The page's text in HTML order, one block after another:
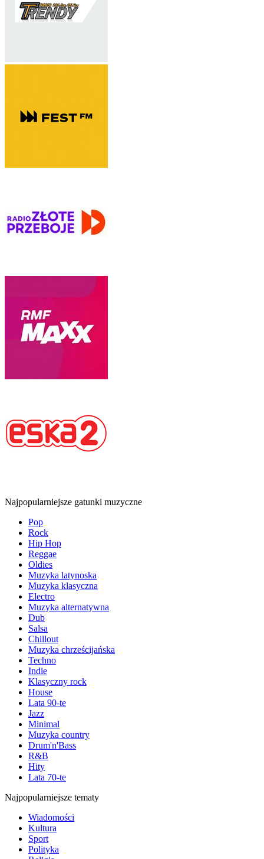
Najpopularniejsze gatunki muzyczne
Pop
Rock
Hip Hop
Reggae
Oldies
Muzyka latynoska
Muzyka klasyczna
Electro
Muzyka alternatywna
Dub
Salsa
Chillout
Muzyka chrześcijańska
Techno
Indie
Klasyczny rock
House
Lata 90-te
Jazz
Minimal
Muzyka country
Drum'n'Bass
R&B
Hity
Lata 70-te
Najpopularniejsze tematy
Wiadomości
Kultura
Sport
Polityka